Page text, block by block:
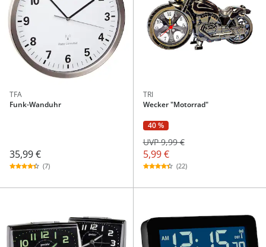
TFA
Funk-Wanduhr
35,99 €
(7)
TRI
Wecker "Motorrad"
40 %
5,99 €
UVP 9,99 €
(22)